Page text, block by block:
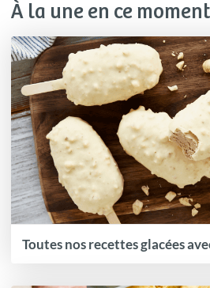
À la une en ce moment
Toutes nos recettes glacées